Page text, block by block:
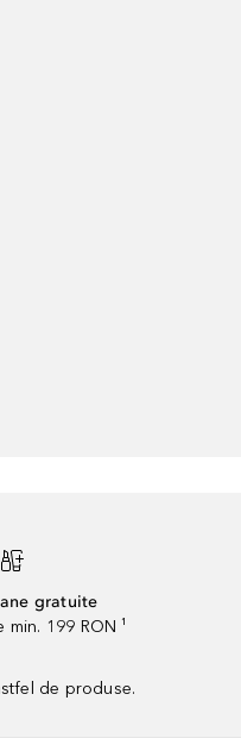
gratuite
min. 199 RON ¹
de produse.